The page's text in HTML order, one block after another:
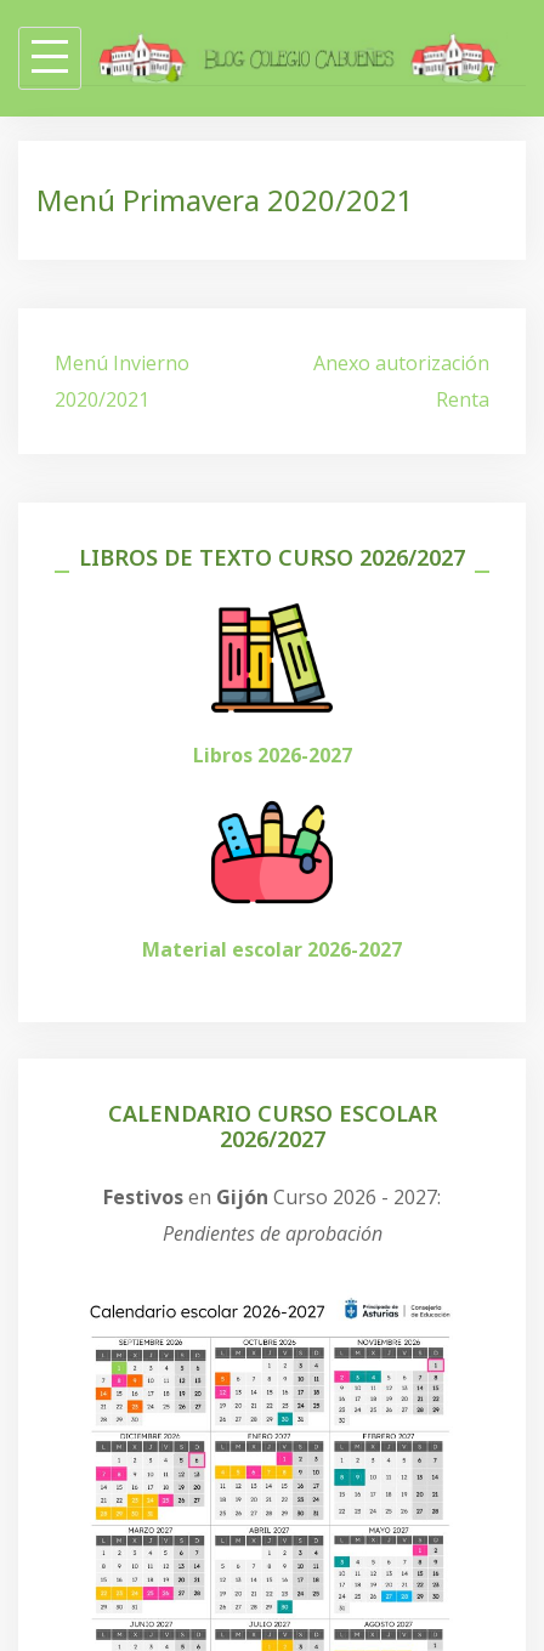
content
Menú Primavera 2020/2021
Navegación
de
entradas
Menú Invierno
2020/2021
Anexo autorización
Renta
LIBROS DE TEXTO CURSO 2026/2027
Libros 2026-2027
Material escolar 2026-2027
CALENDARIO CURSO ESCOLAR
2026/2027
Festivosen Gijón Curso 2026 - 2027:
Pendientes de aprobación